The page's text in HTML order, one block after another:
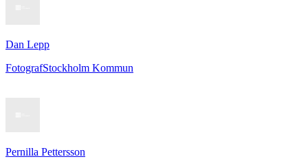
Dan Lepp
FotografStockholm Kommun
Pernilla Pettersson